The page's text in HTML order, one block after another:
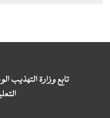
تابع وزارة التهذيب